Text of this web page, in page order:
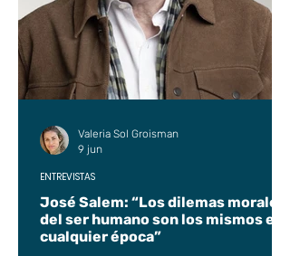
José Salem: “Los dilemas morales
del ser humano son los mismos en
cualquier época”
ENTREVISTAS
Valeria Sol Groisman
9 jun